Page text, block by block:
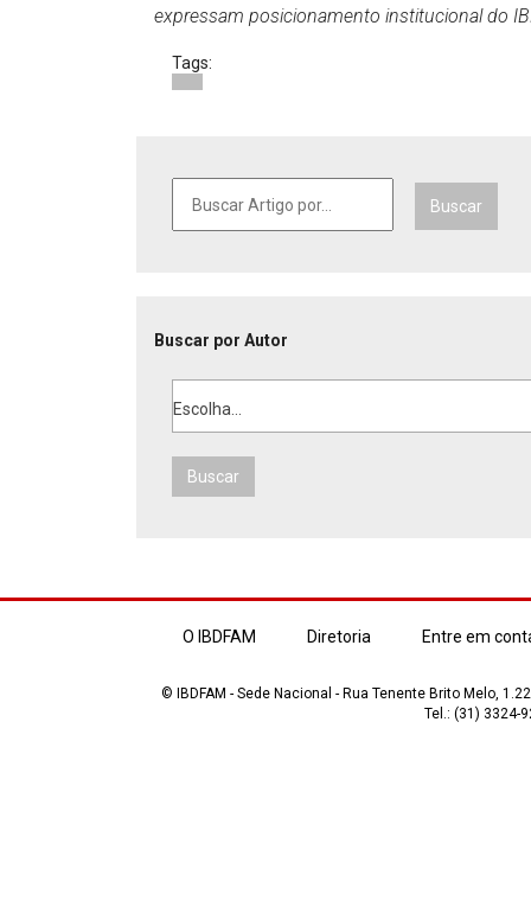
expressam posicionamento institucional do
Tags:
Buscar
Buscar por Autor
Escolha...
Buscar
O IBDFAM Diretoria Entre em
© IBDFAM - Sede Nacional - Rua Tenente Brito Melo,
Tel.: (31) 3324-